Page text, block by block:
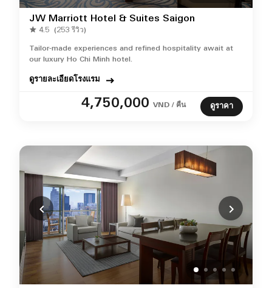
JW Marriott Hotel & Suites Saigon
4.5 (253 รีวิว)
Tailor‑made experiences and refined hospitality await at
our luxury Ho Chi Minh hotel.
ดูรายละเอียดโรงแรม
4,750,000 VND / คืน ดูราคา